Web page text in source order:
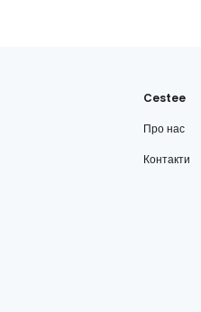
Cestee
Про нас
Контакти